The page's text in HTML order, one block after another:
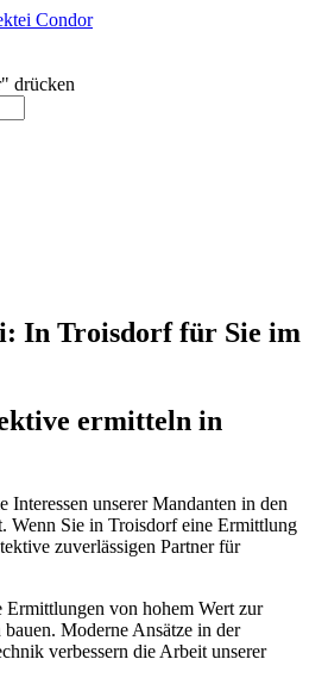
drücken
In Troisdorf für Sie im
ermitteln in
Interessen unserer Mandanten in den
Wenn Sie in Troisdorf eine Ermittlung
zuverlässigen Partner für
Ermittlungen von hohem Wert zur
Moderne Ansätze in der
verbessern die Arbeit unserer